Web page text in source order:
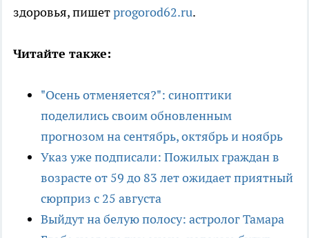
здоровья, пишетprogorod62.ru.
Читайте также:
"Осень отменяется?": синоптики
поделились своим обновленным
прогнозом на сентябрь, октябрь и ноябрь
Указ уже подписали: Пожилых граждан в
возрасте от 59 до 83 лет ожидает приятный
сюрприз с 25 августа
Выйдут на белую полосу: астролог Тамара